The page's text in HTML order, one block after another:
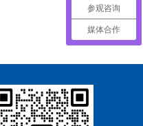
参观咨询
媒体合作